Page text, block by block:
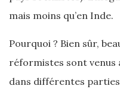
mais moins qu’en Inde.
Pourquoi ? Bien sûr,
réformistes sont venus
dans différentes